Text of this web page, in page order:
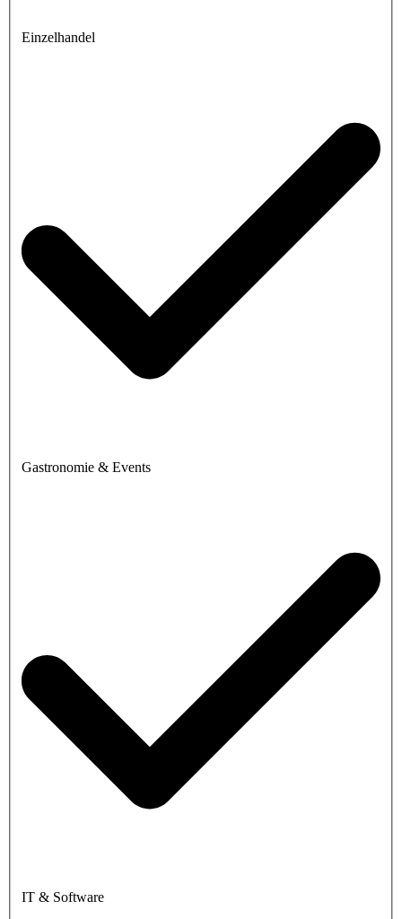
Einzelhandel
Gastronomie & Events
IT & Software